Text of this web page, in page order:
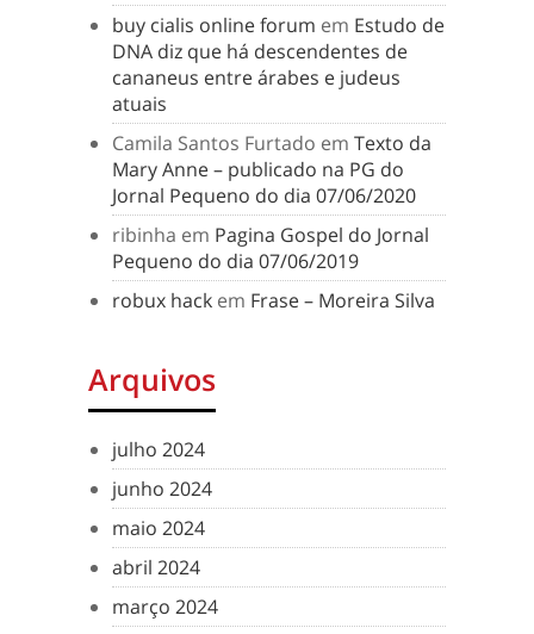
buy cialis online forum em Estudo de
DNA diz que há descendentes de
cananeus entre árabes e judeus
atuais
Camila Santos Furtado em Texto da
Mary Anne – publicado na PG do
Jornal Pequeno do dia 07/06/2020
ribinha em Pagina Gospel do Jornal
Pequeno do dia 07/06/2019
robux hack em Frase – Moreira Silva
Arquivos
julho 2024
junho 2024
maio 2024
abril 2024
março 2024